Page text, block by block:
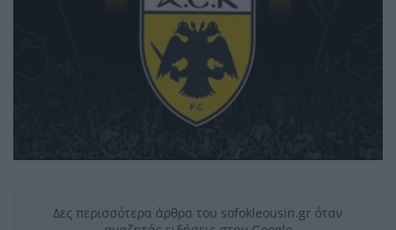
Δες περισσότερα άρθρα του sofokleousin.gr όταν